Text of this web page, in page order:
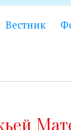
Вестник
Храм:
Часовня
06.00 до 22.00
до 20.00.